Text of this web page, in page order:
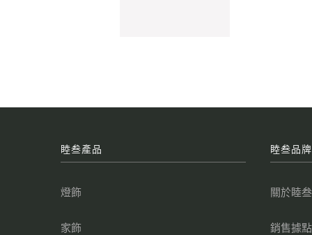
睦叁產品
燈飾
家飾
睦叁品牌
關於睦叁
銷售據點